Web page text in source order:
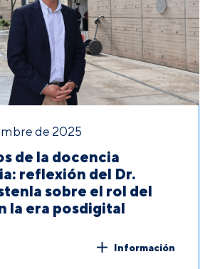
de 2025
de la docencia
reflexión del Dr.
sobre el rol del
la era posdigital
Información